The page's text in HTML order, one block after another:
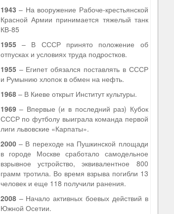
1943 – На вооружение Рабоче-крестьянской
Красной Армии принимается тяжелый танк
КВ-85
1955– В СССР принято положение об
отпусках и условиях труда подростков.
1955– Египет обязался поставлять в СССР
и Румынию хлопок в обмен на нефть.
1968– В Киеве открыт Институт культуры.
1969– Впервые (и в последний раз) Кубок
СССР по футболу выиграла команда первой
лиги львовские «Карпаты».
2000– В переходе на Пушкинской площади
в городе Москве сработало самодельное
взрывное устройство, эквивалентное 800
грамм тротила. Во время взрыва погибли 13
человек и еще 118 получили ранения.
2008– Начало активных боевых действий в
Южной Осетии.